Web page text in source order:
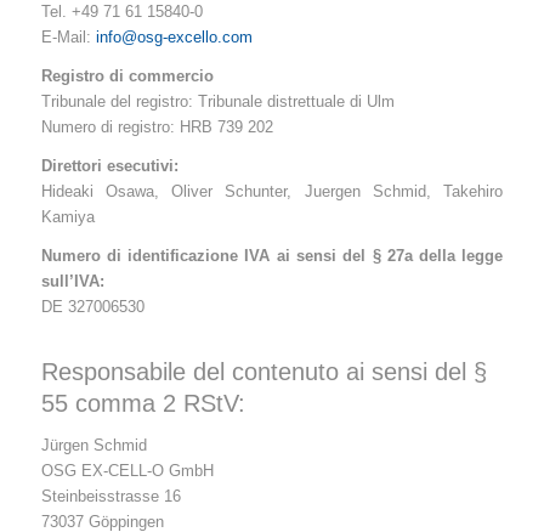
Tel. +49 71 61 15840-0
E-Mail: info@osg-excello.com
Registro di commercio
Tribunale del registro: Tribunale distrettuale di Ulm
Numero di registro: HRB 739 202
Direttori esecutivi:
Hideaki Osawa, Oliver Schunter, Juergen Schmid, Takehiro
Kamiya
Numero di identificazione IVA ai sensi del § 27a della legge
sull’IVA:
DE 327006530
Responsabile del contenuto ai sensi del §
55 comma 2 RStV:
Jürgen Schmid
OSG EX-CELL-O GmbH
Steinbeisstrasse 16
73037 Göppingen